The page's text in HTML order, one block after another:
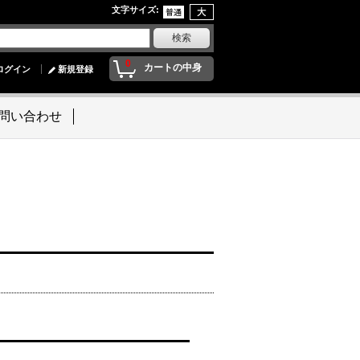
文字サイズ:
0 カートの中身
グイン 新規登録
い合わせ